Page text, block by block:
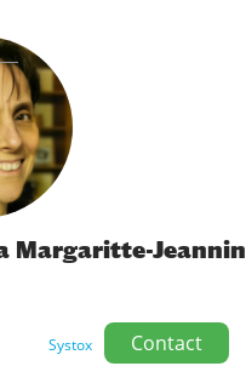
Margaritte-Jeannin
Systox Contact